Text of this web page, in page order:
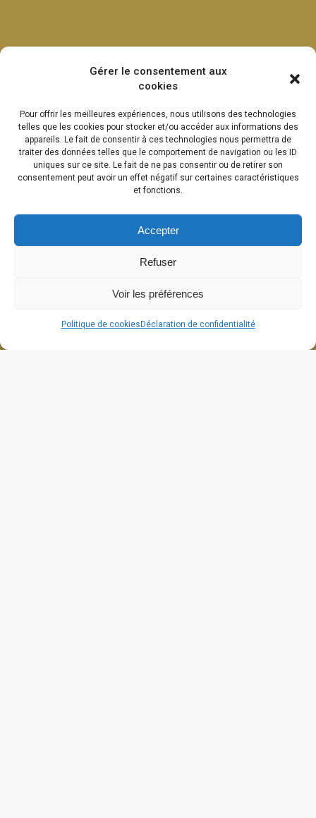
Gérer le consentement aux
cookies
Pour offrir les meilleures expériences, nous utilisons des technologies
telles que les cookies pour stocker et/ou accéder aux informations des
appareils. Le fait de consentir à ces technologies nous permettra de
traiter des données telles que le comportement de navigation ou les ID
uniques sur ce site. Le fait de ne pas consentir ou de retirer son
consentement peut avoir un effet négatif sur certaines caractéristiques
et fonctions.
Accepter
Refuser
Voir les préférences
Politique de cookies Déclaration de confidentialité